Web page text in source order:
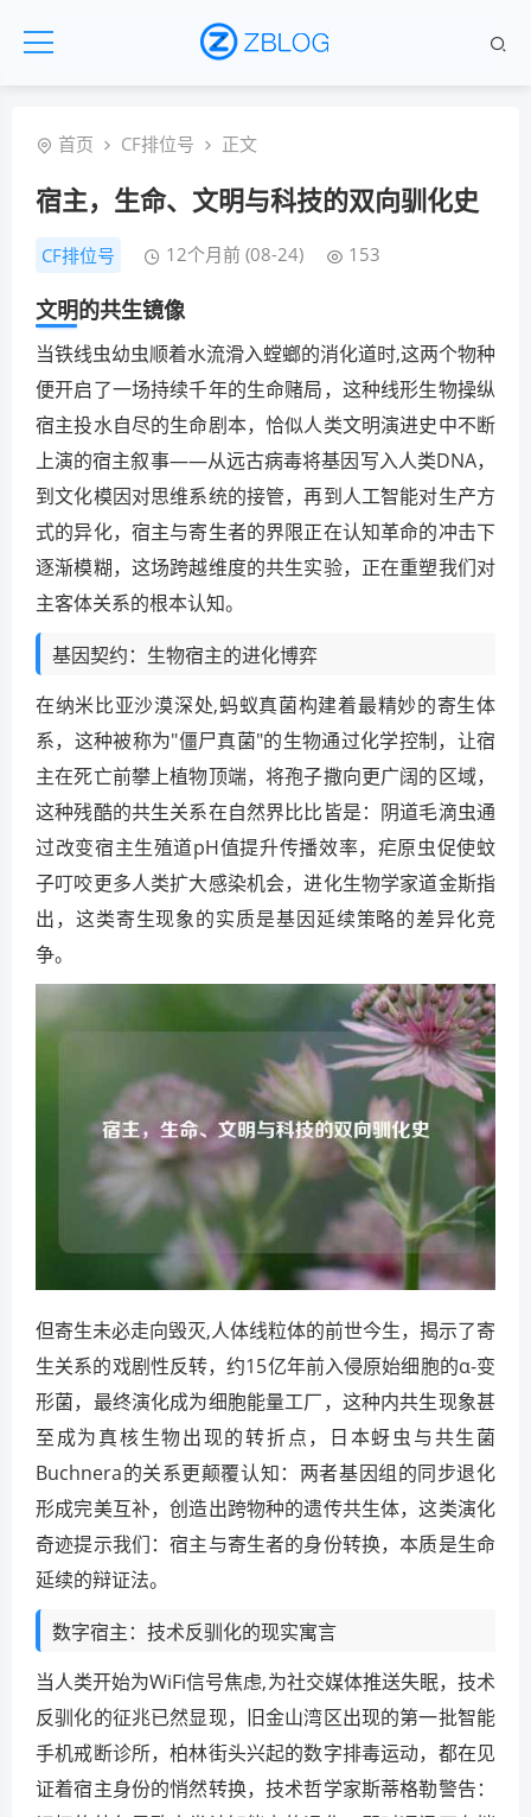
首页 CF排位号 正文
宿主，生命、文明与科技的双向驯化史
CF排位号 12个月前 (08-24) 153
文明的共生镜像
当铁线虫幼虫顺着水流滑入螳螂的消化道时,这两个物种
便开启了一场持续千年的生命赌局，这种线形生物操纵
宿主投水自尽的生命剧本，恰似人类文明演进史中不断
上演的宿主叙事——从远古病毒将基因写入人类DNA，
到文化模因对思维系统的接管，再到人工智能对生产方
式的异化，宿主与寄生者的界限正在认知革命的冲击下
逐渐模糊，这场跨越维度的共生实验，正在重塑我们对
主客体关系的根本认知。
基因契约：生物宿主的进化博弈
在纳米比亚沙漠深处,蚂蚁真菌构建着最精妙的寄生体
系，这种被称为"僵尸真菌"的生物通过化学控制，让宿
主在死亡前攀上植物顶端，将孢子撒向更广阔的区域，
这种残酷的共生关系在自然界比比皆是：阴道毛滴虫通
过改变宿主生殖道pH值提升传播效率，疟原虫促使蚊
子叮咬更多人类扩大感染机会，进化生物学家道金斯指
出，这类寄生现象的实质是基因延续策略的差异化竞
争。
但寄生未必走向毁灭,人体线粒体的前世今生，揭示了寄
生关系的戏剧性反转，约15亿年前入侵原始细胞的α-变
形菌，最终演化成为细胞能量工厂，这种内共生现象甚
至成为真核生物出现的转折点，日本蚜虫与共生菌
Buchnera的关系更颠覆认知：两者基因组的同步退化
形成完美互补，创造出跨物种的遗传共生体，这类演化
奇迹提示我们：宿主与寄生者的身份转换，本质是生命
延续的辩证法。
数字宿主：技术反驯化的现实寓言
当人类开始为WiFi信号焦虑,为社交媒体推送失眠，技术
反驯化的征兆已然显现，旧金山湾区出现的第一批智能
手机戒断诊所，柏林街头兴起的数字排毒运动，都在见
证着宿主身份的悄然转换，技术哲学家斯蒂格勒警告：